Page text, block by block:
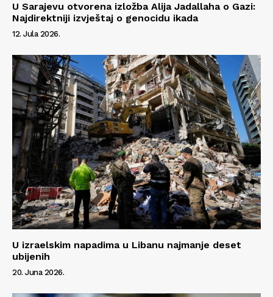
U Sarajevu otvorena izložba Alija Jadallaha o Gazi:
Najdirektniji izvještaj o genocidu ikada
12. Jula 2026.
U izraelskim napadima u Libanu najmanje deset
ubijenih
20. Juna 2026.